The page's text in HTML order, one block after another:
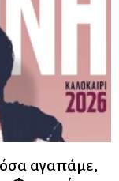
αγαπάμε,